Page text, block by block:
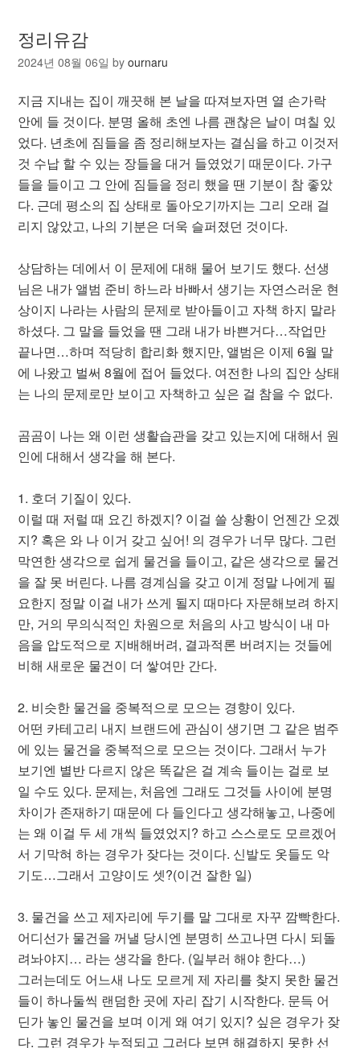
정리유감
2024년 08월 06일 byournaru
지금 지내는 집이 깨끗해 본 날을 따져보자면 열 손가락
안에 들 것이다. 분명 올해 초엔 나름 괜찮은 날이 며칠 있
었다. 년초에 짐들을 좀 정리해보자는 결심을 하고 이것저
것 수납 할 수 있는 장들을 대거 들였었기 때문이다. 가구
들을 들이고 그 안에 짐들을 정리 했을 땐 기분이 참 좋았
다. 근데 평소의 집 상태로 돌아오기까지는 그리 오래 걸
리지 않았고, 나의 기분은 더욱 슬퍼졌던 것이다.
상담하는 데에서 이 문제에 대해 물어 보기도 했다. 선생
님은 내가 앨범 준비 하느라 바빠서 생기는 자연스러운 현
상이지 나라는 사람의 문제로 받아들이고 자책 하지 말라
하셨다. 그 말을 들었을 땐 그래 내가 바쁜거다…작업만
끝나면…하며 적당히 합리화 했지만, 앨범은 이제 6월 말
에 나왔고 벌써 8월에 접어 들었다. 여전한 나의 집안 상태
는 나의 문제로만 보이고 자책하고 싶은 걸 참을 수 없다.
곰곰이 나는 왜 이런 생활습관을 갖고 있는지에 대해서 원
인에 대해서 생각을 해 본다.
1. 호더 기질이 있다.
이럴 때 저럴 때 요긴 하겠지? 이걸 쓸 상황이 언젠간 오겠
지? 혹은 와 나 이거 갖고 싶어! 의 경우가 너무 많다. 그런
막연한 생각으로 쉽게 물건을 들이고, 같은 생각으로 물건
을 잘 못 버린다. 나름 경계심을 갖고 이게 정말 나에게 필
요한지 정말 이걸 내가 쓰게 될지 때마다 자문해보려 하지
만, 거의 무의식적인 차원으로 처음의 사고 방식이 내 마
음을 압도적으로 지배해버려, 결과적론 버려지는 것들에
비해 새로운 물건이 더 쌓여만 간다.
2. 비슷한 물건을 중복적으로 모으는 경향이 있다.
어떤 카테고리 내지 브랜드에 관심이 생기면 그 같은 범주
에 있는 물건을 중복적으로 모으는 것이다. 그래서 누가
보기엔 별반 다르지 않은 똑같은 걸 계속 들이는 걸로 보
일 수도 있다. 문제는, 처음엔 그래도 그것들 사이에 분명
차이가 존재하기 때문에 다 들인다고 생각해놓고, 나중에
는 왜 이걸 두 세 개씩 들였었지? 하고 스스로도 모르겠어
서 기막혀 하는 경우가 잦다는 것이다. 신발도 옷들도 악
기도…그래서 고양이도 셋?(이건 잘한 일)
3. 물건을 쓰고 제자리에 두기를 말 그대로 자꾸 깜빡한다.
어디선가 물건을 꺼낼 당시엔 분명히 쓰고나면 다시 되돌
려놔야지… 라는 생각을 한다. (일부러 해야 한다…)
그러는데도 어느새 나도 모르게 제 자리를 찾지 못한 물건
들이 하나둘씩 랜덤한 곳에 자리 잡기 시작한다. 문득 어
딘가 놓인 물건을 보며 이게 왜 여기 있지? 싶은 경우가 잦
다. 그런 경우가 누적되고 그러다 보면 해결하지 못한 선